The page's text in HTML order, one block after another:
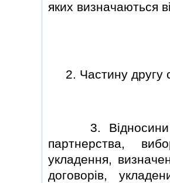
яких визначаються
2. Частину другу
3. Вiдносини,
партнерства,
укладення,
договорiв,